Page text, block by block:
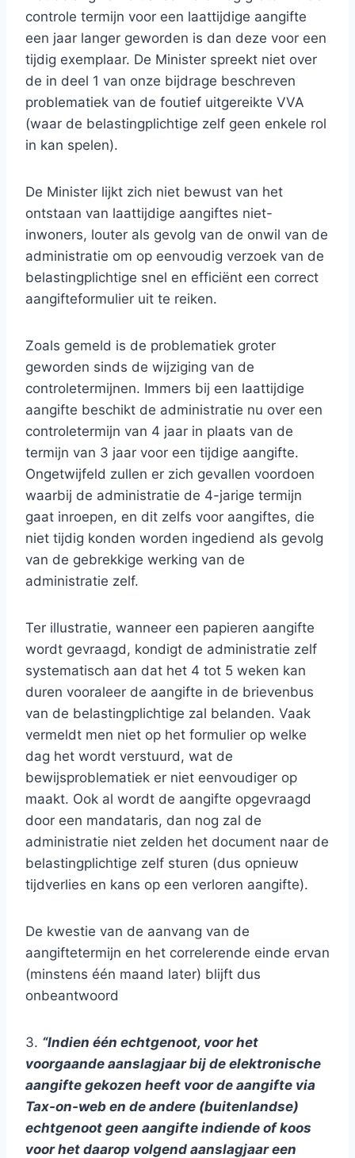
controle termijn voor een laattijdige aangifte
een jaar langer geworden is dan deze voor een
tijdig exemplaar. De Minister spreekt niet over
de in deel 1 van onze bijdrage beschreven
problematiek van de foutief uitgereikte VVA
(waar de belastingplichtige zelf geen enkele rol
in kan spelen).
De Minister lijkt zich niet bewust van het
ontstaan van laattijdige aangiftes niet-
inwoners, louter als gevolg van de onwil van de
administratie om op eenvoudig verzoek van de
belastingplichtige snel en efficiënt een correct
aangifteformulier uit te reiken.
Zoals gemeld is de problematiek groter
geworden sinds de wijziging van de
controletermijnen. Immers bij een laattijdige
aangifte beschikt de administratie nu over een
controletermijn van 4 jaar in plaats van de
termijn van 3 jaar voor een tijdige aangifte.
Ongetwijfeld zullen er zich gevallen voordoen
waarbij de administratie de 4-jarige termijn
gaat inroepen, en dit zelfs voor aangiftes, die
niet tijdig konden worden ingediend als gevolg
van de gebrekkige werking van de
administratie zelf.
Ter illustratie, wanneer een papieren aangifte
wordt gevraagd, kondigt de administratie zelf
systematisch aan dat het 4 tot 5 weken kan
duren vooraleer de aangifte in de brievenbus
van de belastingplichtige zal belanden. Vaak
vermeldt men niet op het formulier op welke
dag het wordt verstuurd, wat de
bewijsproblematiek er niet eenvoudiger op
maakt. Ook al wordt de aangifte opgevraagd
door een mandataris, dan nog zal de
administratie niet zelden het document naar de
belastingplichtige zelf sturen (dus opnieuw
tijdverlies en kans op een verloren aangifte).
De kwestie van de aanvang van de
aangiftetermijn en het correlerende einde ervan
(minstens één maand later) blijft dus
onbeantwoord
3. “Indien één echtgenoot, voor het
voorgaande aanslagjaar bij de elektronische
aangifte gekozen heeft voor de aangifte via
Tax-on-web en de andere (buitenlandse)
echtgenoot geen aangifte indiende of koos
voor het daarop volgend aanslagjaar een